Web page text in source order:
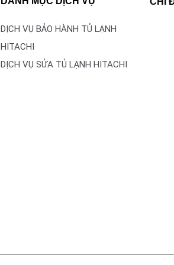
DỊCH VỤ BẢO HÀNH TỦ LẠNH
HITACHI
DỊCH VỤ SỬA TỦ LẠNH HITACHI